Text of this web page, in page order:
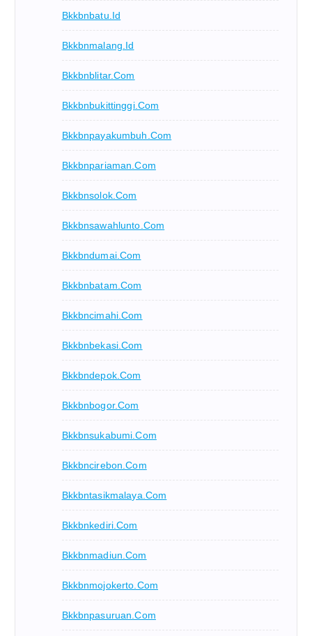
Bkkbnbatu.id
Bkkbnmalang.id
Bkkbnblitar.com
Bkkbnbukittinggi.com
Bkkbnpayakumbuh.com
Bkkbnpariaman.com
Bkkbnsolok.com
Bkkbnsawahlunto.com
Bkkbndumai.com
Bkkbnbatam.com
Bkkbncimahi.com
Bkkbnbekasi.com
Bkkbndepok.com
Bkkbnbogor.com
Bkkbnsukabumi.com
Bkkbncirebon.com
Bkkbntasikmalaya.com
Bkkbnkediri.com
Bkkbnmadiun.com
Bkkbnmojokerto.com
Bkkbnpasuruan.com